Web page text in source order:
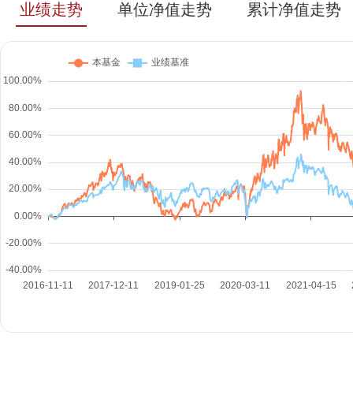
业绩走势 单位净值走势 累计净值走势